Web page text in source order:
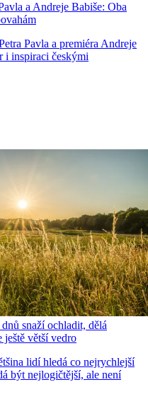
a Andreje Babiše: Oba
Pavla a premiéra Andreje
i inspiraci českými
snaží ochladit, dělá
větší vedro
lidí hledá co nejrychlejší
být nejlogičtější, ale není